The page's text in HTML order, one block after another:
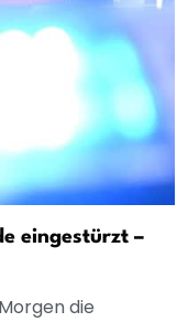
eingestürzt –
die